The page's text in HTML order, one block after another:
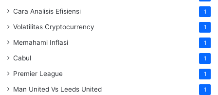
Cara Analisis Efisiensi 1
Volatilitas Cryptocurrency 1
Memahami Inflasi 1
Cabul 1
Premier League 1
Man United Vs Leeds United 1